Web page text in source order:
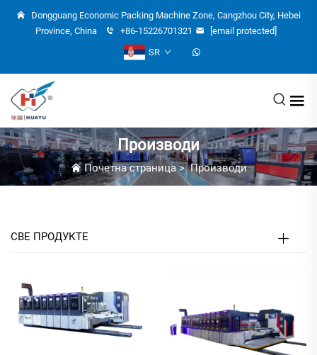
Dongguang Economic Packing Machine Zone, Cangzhou City, Hebei
Province, China
+86-15226701321
[email protected]
SR
Производи
Почетна страница>Производи
СВЕ ПРОДУКТЕ